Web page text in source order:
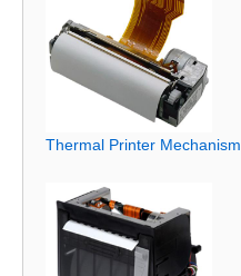
Thermal Printer Mechanism